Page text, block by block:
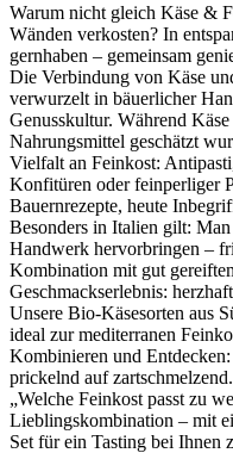
Warum nicht gleich Käse &
Wänden verkosten? In
gernhaben – gemeinsam
Die Verbindung von Käse
verwurzelt in bäuerlicher
Genusskultur. Während
Nahrungsmittel geschätzt
Vielfalt an Feinkost:
Konfitüren oder feinperliger
Bauernrezepte, heute
Besonders in Italien gilt:
Handwerk hervorbringen –
Kombination mit gut
Geschmackserlebnis:
Unsere Bio-Käsesorten aus
ideal zur mediterranen
Kombinieren und
prickelnd auf zartschmelzend.
„Welche Feinkost passt zu
Lieblingskombination – mit
Set für ein Tasting bei Ihnen